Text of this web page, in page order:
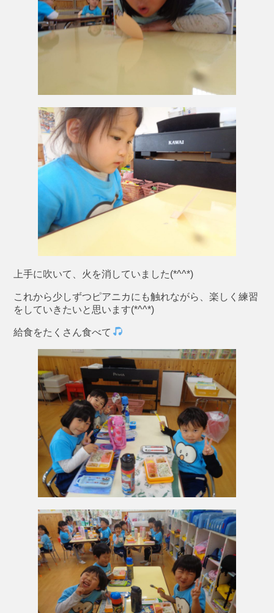
上手に吹いて、火を消していました(*^^*)
これから少しずつピアニカにも触れながら、楽しく練習
をしていきたいと思います(*^^*)
給食をたくさん食べて